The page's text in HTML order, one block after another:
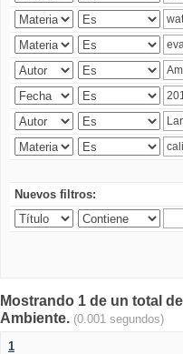
Nuevos filtros:
Mostrando 1 de un total
Ambiente. (0.001 segundos)
1